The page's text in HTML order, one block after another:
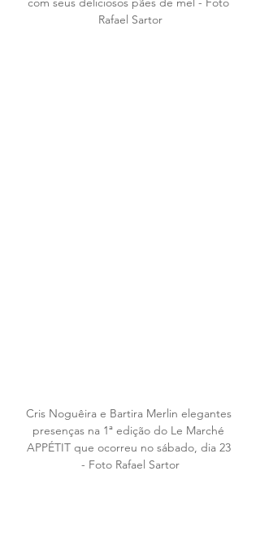
Rafael Sartor
Cris Noguêira e Bartira Merlin elegantes
presenças na 1ª edição do Le Marché
APPÉTIT que ocorreu no sábado, dia 23
- Foto Rafael Sartor